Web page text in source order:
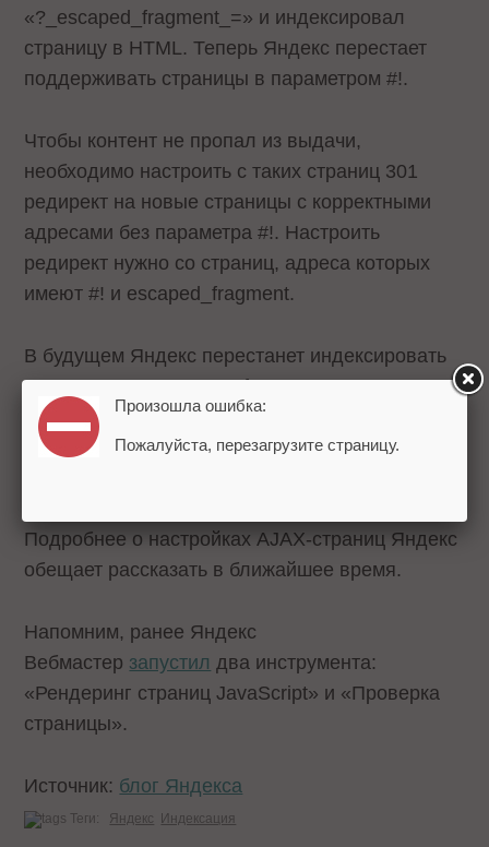
«?_escaped_fragment_=» и индексировал
страницу в HTML. Теперь Яндекс перестает
поддерживать страницы в параметром #!.
Чтобы контент не пропал из выдачи,
необходимо настроить с таких страниц 301
редирект на новые страницы с корректными
адресами без параметра #!. Настроить
редирект нужно со страниц, адреса которых
имеют #! и escaped_fragment.
В будущем Яндекс перестанет индексировать
страницы с тегом meta_fragment. Поисковик
рекомендует проверить для таких страниц
технологию рендеринга и настроить ее в
Подробнее о настройках AJAX-страниц Яндекс
обещает рассказать в ближайшее время.
Напомним, ранее Яндекс
Вебмастер запустил два инструмента:
«Рендеринг страниц JavaScript» и «Проверка
страницы».
Источник: блог Яндекса
Теги: Яндекс Индексация
Произошла ошибка:
Пожалуйста, перезагрузите страницу.